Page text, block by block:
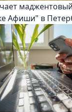
Афиши" в